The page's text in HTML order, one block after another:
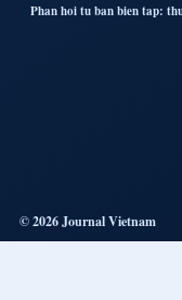
Phan hoi tu ban bien tap:
© 2026 Journal Vietnam